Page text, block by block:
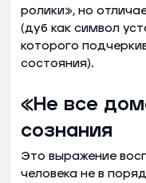
ролики», но
(дуб как символ
которого
состояния).
«Не все
сознания
Это выражение
человека не в